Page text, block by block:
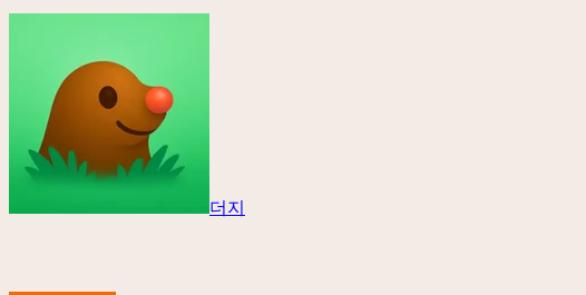
더지